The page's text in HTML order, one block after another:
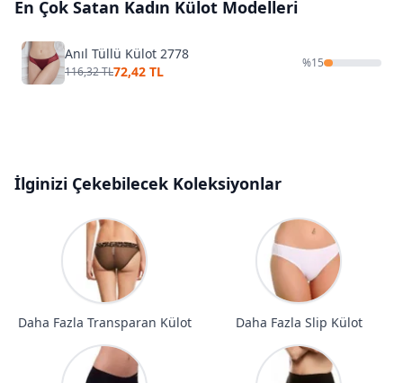
En Çok Satan Kadın Külot Modelleri
Anıl Tüllü Külot 2778
116,32 TL72,42 TL
%15
İlginizi Çekebilecek Koleksiyonlar
Daha Fazla Transparan Külot Daha Fazla Slip Külot